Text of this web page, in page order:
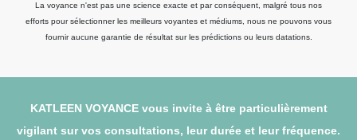
La voyance n'est pas une science exacte et par conséquent, malgré tous nos
efforts pour sélectionner les meilleurs voyantes et médiums, nous ne pouvons vous
fournir aucune garantie de résultat sur les prédictions ou leurs datations.
KATLEEN VOYANCE vous invite à être particulièrement
vigilant sur vos consultations, leur durée et leur fréquence.